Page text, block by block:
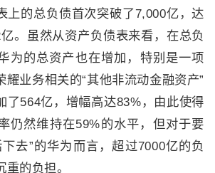
上的总负债首次突破了7,000亿，达
亿。虽然从资产负债表来看，在总负
为的总资产也在增加，特别是一项
耀业务相关的“其他非流动金融资产”
了564亿，增幅高达83% ，由此使得
仍然维持在59%的水平，但对于要
去”的华为而言，超过7000亿的负
的负担。